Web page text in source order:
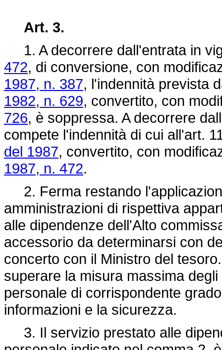
Art. 3.
1. A decorrere dall'entrata in
472, di conversione, con
1987, n. 387, l'indennità prevista
1982, n. 629, convertito, con
726, è soppressa. A decorrere
compete l'indennità di cui all'art.
del 1987, convertito, con
1987, n. 472.
2. Ferma restando
amministrazioni di rispettiva
alle dipendenze dell'Alto
accessorio da determinarsi con
concerto con il Ministro del
superare la misura massima
personale di corrispondente
informazioni e la sicurezza.
3. Il servizio prestato alle